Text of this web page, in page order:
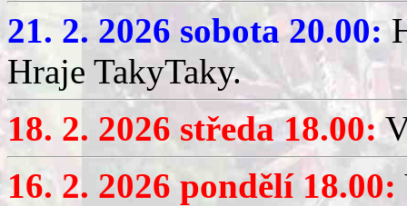
21. 2. 2026 sobota 20.00:
Hraje TakyTaky.
18. 2. 2026 středa 18.00:
16. 2. 2026 pondělí 18.00: